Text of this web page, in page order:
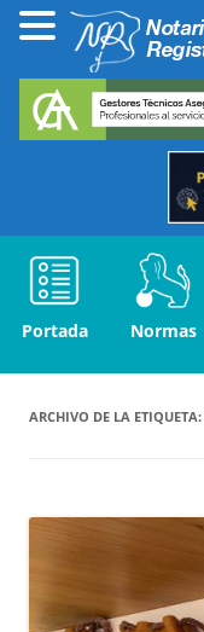
Portada Normas
ARCHIVO DE LA ETIQUETA: